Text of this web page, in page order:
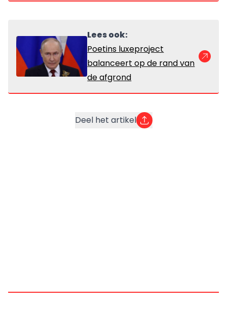
Lees ook:
Poetins luxeproject
balanceert op de rand van
de afgrond
Deel het artikel